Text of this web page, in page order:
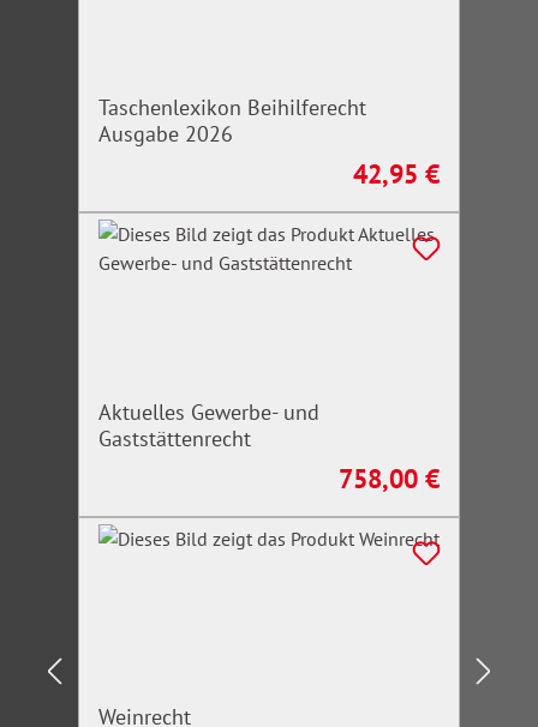
Taschenlexikon Beihilferecht
Ausgabe 2026
Regulärer Preis:
42,95 €
Aktuelles Gewerbe- und
Gaststättenrecht
Regulärer Preis:
758,00 €
Weinrecht